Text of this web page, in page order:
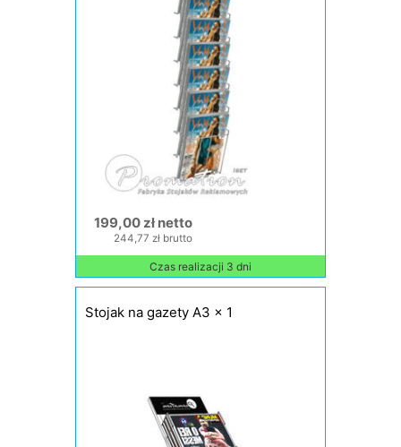
199,00 zł netto
244,77 zł brutto
Czas realizacji 3 dni
Stojak na gazety A3 x 1